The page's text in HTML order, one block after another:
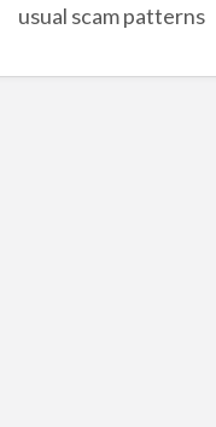
usual scam patterns